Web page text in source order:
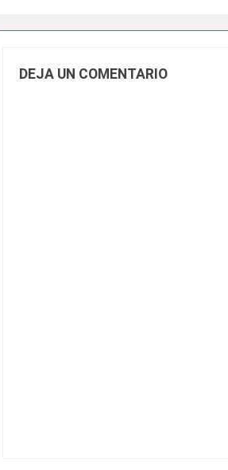
DEJA UN COMENTARIO